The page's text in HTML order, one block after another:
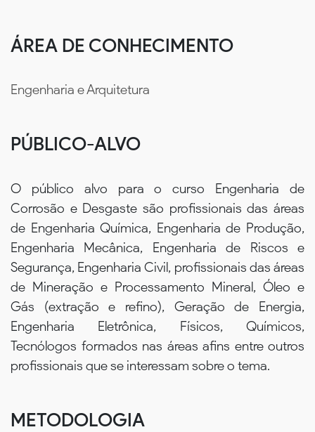
ÁREA DE CONHECIMENTO
Engenharia e Arquitetura
PÚBLICO-ALVO
O público alvo para o curso Engenharia de
Corrosão e Desgaste são profissionais das áreas
de Engenharia Química, Engenharia de Produção,
Engenharia Mecânica, Engenharia de Riscos e
Segurança, Engenharia Civil, profissionais das áreas
de Mineração e Processamento Mineral, Óleo e
Gás (extração e refino), Geração de Energia,
Engenharia Eletrônica, Físicos, Químicos,
Tecnólogos formados nas áreas afins entre outros
profissionais que se interessam sobre o tema.
METODOLOGIA